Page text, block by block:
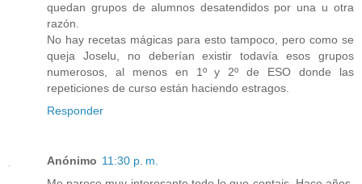
quedan grupos de alumnos desatendidos por una u otra
razón.
No hay recetas mágicas para esto tampoco, pero como se
queja Joselu, no deberían existir todavía esos grupos
numerosos, al menos en 1º y 2º de ESO donde las
repeticiones de curso están haciendo estragos.
Responder
Anónimo 11:30 p. m.